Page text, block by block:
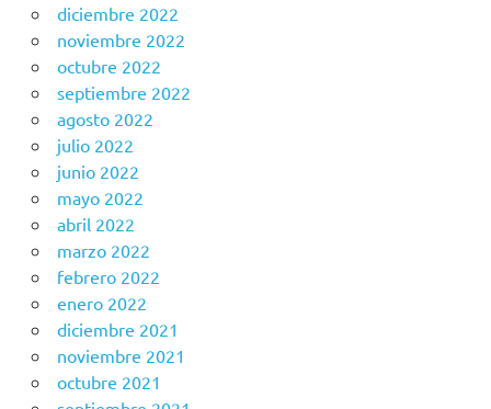
diciembre 2022
noviembre 2022
octubre 2022
septiembre 2022
agosto 2022
julio 2022
junio 2022
mayo 2022
abril 2022
marzo 2022
febrero 2022
enero 2022
diciembre 2021
noviembre 2021
octubre 2021